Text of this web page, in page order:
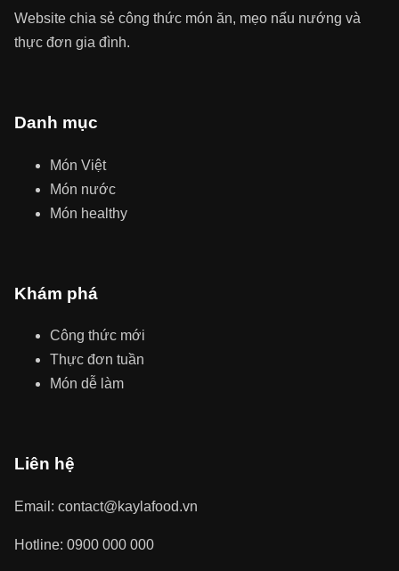
Website chia sẻ công thức món ăn, mẹo nấu nướng và
thực đơn gia đình.
Danh mục
Món Việt
Món nước
Món healthy
Khám phá
Công thức mới
Thực đơn tuần
Món dễ làm
Liên hệ
Email: contact@kaylafood.vn
Hotline: 0900 000 000